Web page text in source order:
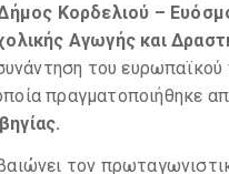
Κορδελιού –
Αγωγής και
του
πραγματοποιήθηκε
τον